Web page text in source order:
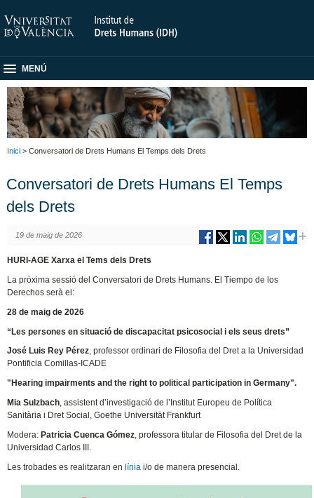
MENÚ
Inici > Conversatori de Drets Humans El Temps dels Drets
Conversatori de Drets Humans El Temps
dels Drets
19 de maig de 2026
HURI-AGE Xarxa el Tems dels Drets
La pròxima sessió del Conversatori de Drets Humans. El Tiempo de los
Derechos serà el:
28 de maig de 2026
“Les persones en situació de discapacitat psicosocial i els seus drets”
José Luis Rey Pérez, professor ordinari de Filosofia del Dret a la Universidad
Pontificia Comillas-ICADE
"Hearing impairments and the right to political participation in Germany".
Mia Sulzbach, assistent d’investigació de l’Institut Europeu de Política
Sanitària i Dret Social, Goethe Universität Frankfurt
Modera: Patricia Cuenca Gómez, professora titular de Filosofia del Dret de la
Universidad Carlos III.
Les trobades es realitzaran en líniai/o de manera presencial.